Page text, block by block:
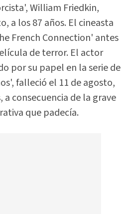
William Friedkin,
a los 87 años. El cineasta
French Connection' antes
de terror. El actor
por su papel en la serie de
falleció el 11 de agosto,
a consecuencia de la grave
que padecía.